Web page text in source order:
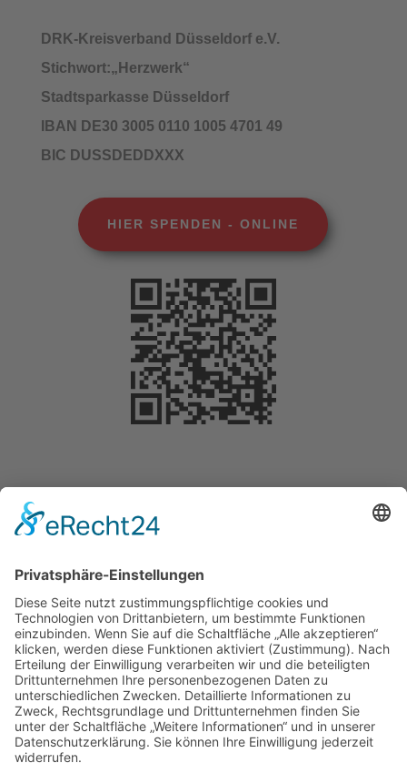
DRK-Kreisverband Düsseldorf e.V.
Stichwort:„Herzwerk“
Stadtsparkasse Düsseldorf
IBAN DE30 3005 0110 1005 4701 49
BIC DUSSDEDDXXX
HIER SPENDEN - ONLINE
steuerlich geltend machen. Für Beträge bis 200
Bescheinigung. Die Vorlage des
Überweisungsträgers bei der Steuererklärung
reicht aus, um die Spende steuermindernd geltend
zu machen.